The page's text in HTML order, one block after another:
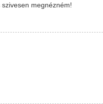
megnézném!